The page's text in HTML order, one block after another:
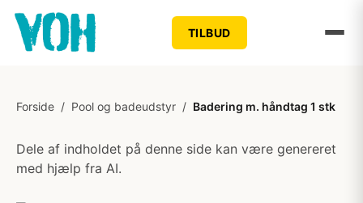
TILBUD
Forside / Pool og badeudstyr / Badering m. håndtag 1 stk
Dele af indholdet på denne side kan være genereret
med hjælp fra AI.